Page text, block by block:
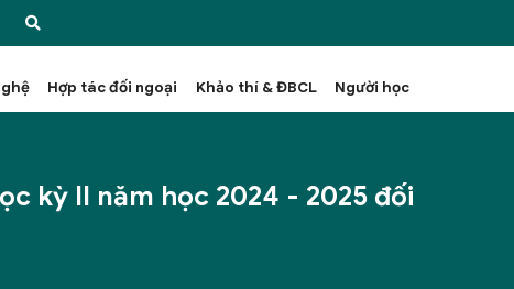
Hợp tác đối ngoại Khảo thí & ĐBCL Người học
kỳ II năm học 2024 - 2025 đối